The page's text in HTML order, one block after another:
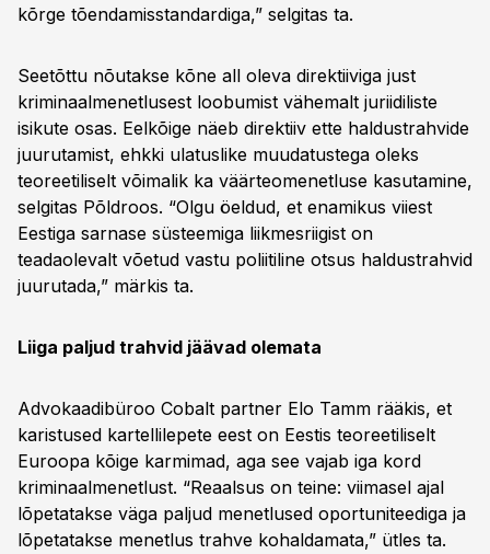
kõrge tõendamisstandardiga,” selgitas ta.
Seetõttu nõutakse kõne all oleva direktiiviga just
kriminaalmenetlusest loobumist vähemalt juriidiliste
isikute osas. Eelkõige näeb direktiiv ette haldustrahvide
juurutamist, ehkki ulatuslike muudatustega oleks
teoreetiliselt võimalik ka väärteomenetluse kasutamine,
selgitas Põldroos. “Olgu öeldud, et enamikus viiest
Eestiga sarnase süsteemiga liikmesriigist on
teadaolevalt võetud vastu poliitiline otsus haldustrahvid
juurutada,” märkis ta.
Liiga paljud trahvid jäävad olemata
Advokaadibüroo Cobalt partner Elo Tamm rääkis, et
karistused kartellilepete eest on Eestis teoreetiliselt
Euroopa kõige karmimad, aga see vajab iga kord
kriminaalmenetlust. “Reaalsus on teine: viimasel ajal
lõpetatakse väga paljud menetlused oportuniteediga ja
lõpetatakse menetlus trahve kohaldamata,” ütles ta.